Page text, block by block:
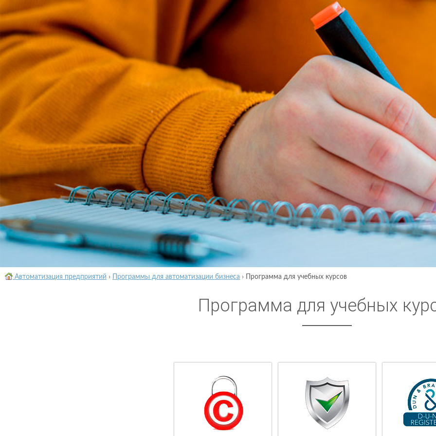
Автоматизация предприятий › Программы для автоматизации бизнеса › Программа для учебных курсов
Программа для учебных